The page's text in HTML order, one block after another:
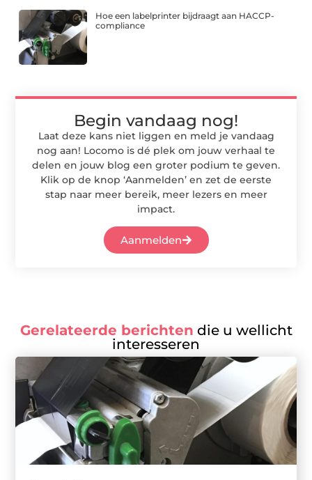
Hoe een labelprinter bijdraagt aan HACCP-
compliance
Begin vandaag nog!
Laat deze kans niet liggen en meld je vandaag
nog aan! Locomo is dé plek om jouw verhaal te
delen en jouw blog een groter podium te geven.
Klik op de knop ‘Aanmelden’ en zet de eerste
stap naar meer bereik, meer lezers en meer
impact.
Aanmelden
Gerelateerde berichten die u wellicht
interesseren